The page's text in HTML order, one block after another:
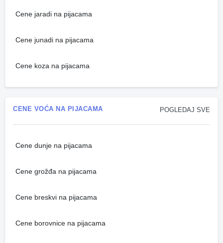
Cene jaradi na pijacama
Cene junadi na pijacama
Cene koza na pijacama
POGLEDAJ SVE
CENE VOĆA NA PIJACAMA
Cene dunje na pijacama
Cene grožđa na pijacama
Cene breskvi na pijacama
Cene borovnice na pijacama